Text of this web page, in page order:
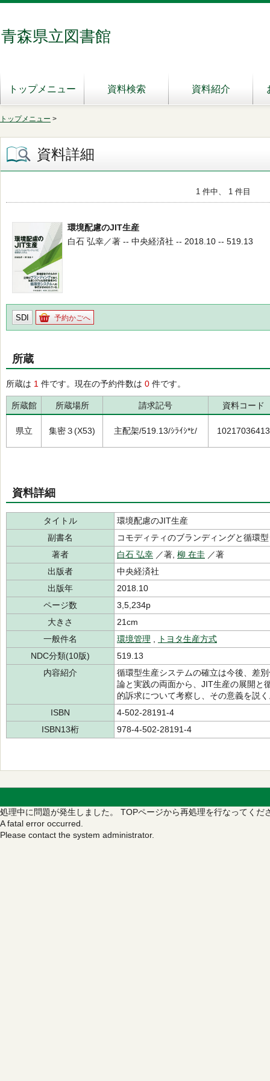
青森県立図書館
トップメニュー 資料検索 資料紹介
トップメニュー >
資料詳細
1 件中、 1 件目
環境配慮のJIT生産
白石 弘幸／著 -- 中央経済社 -- 2018.10 -- 519.13
SDI 予約かごへ
所蔵
所蔵は 1 件です。現在の予約件数は 0 件です。
所蔵館 所蔵場所 請求記号 資料コード
県立 集密３(X53) 主配架/519.13/ｼﾗｲｼ*ﾋ/ 10217036413
資料詳細
タイトル
環境配慮のJIT生産
副書名
コモディティのブランディングと循環
著者
白石 弘幸 ／著, 柳 在圭 ／著
出版者
中央経済社
出版年
2018.10
ページ数
3,5,234p
大きさ
21cm
一般件名
環境管理
トヨタ生産方式
NDC分類(10版)
519.13
内容紹介
循環型生産システムの確立は今後、差
論と実践の両面から、JIT生産の展開と
的訴求について考察し、その意義を説
ISBN
4-502-28191-4
ISBN13桁
978-4-502-28191-4
処理中に問題が発生しました。 TOPページから再処理を行なってくだ
A fatal error occurred.
Please contact the system administrator.